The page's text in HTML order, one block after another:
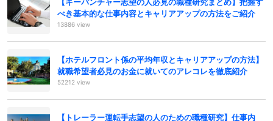
べき基本的な仕事内容とキャリアアップの方法をご紹介
13886 view
【ホテルフロント係の平均年収とキャリアアップの方法】
就職希望者必見のお金に就いてのアレコレを徹底紹介
52212 view
【トレーラー運転手志望の人のための職種研究】仕事内